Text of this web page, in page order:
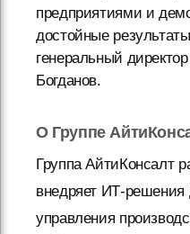
предприятиями и
достойные
генеральный
Богданов.
О Группе
Группа АйтиКонсалт
внедряет ИТ-решения
управления